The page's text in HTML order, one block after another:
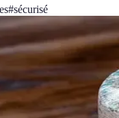
#sécurisé